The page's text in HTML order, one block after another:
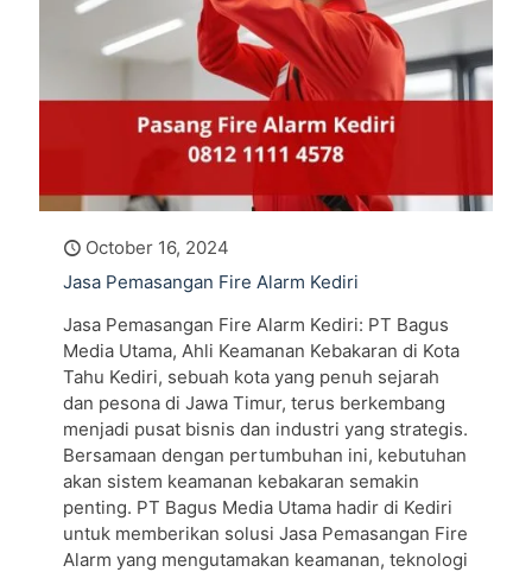
October 16, 2024
Jasa Pemasangan Fire Alarm Kediri
Jasa Pemasangan Fire Alarm Kediri: PT Bagus
Media Utama, Ahli Keamanan Kebakaran di Kota
Tahu Kediri, sebuah kota yang penuh sejarah
dan pesona di Jawa Timur, terus berkembang
menjadi pusat bisnis dan industri yang strategis.
Bersamaan dengan pertumbuhan ini, kebutuhan
akan sistem keamanan kebakaran semakin
penting. PT Bagus Media Utama hadir di Kediri
untuk memberikan solusi Jasa Pemasangan Fire
Alarm yang mengutamakan keamanan, teknologi